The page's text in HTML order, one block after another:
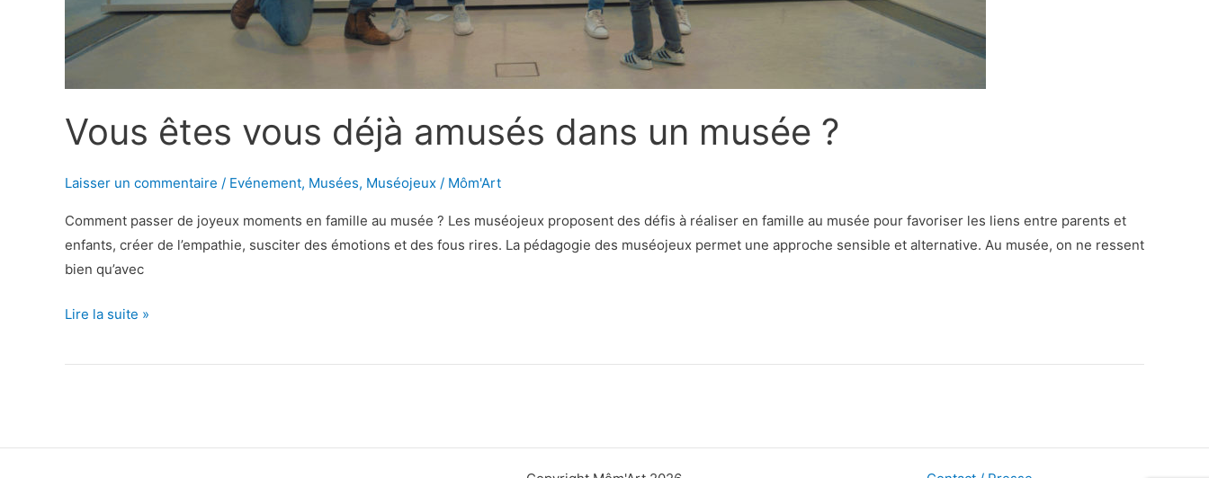
Vous êtes vous déjà amusés dans un musée ?
Laisser un commentaire / Evénement, Musées, Muséojeux / Môm'Art
Comment passer de joyeux moments en famille au musée ? Les muséojeux proposent des défis à réaliser en famille au musée pour favoriser les liens entre parents et
enfants, créer de l’empathie, susciter des émotions et des fous rires. La pédagogie des muséojeux permet une approche sensible et alternative. Au musée, on ne ressent
bien qu’avec
Vous
vous
Lire la suite »